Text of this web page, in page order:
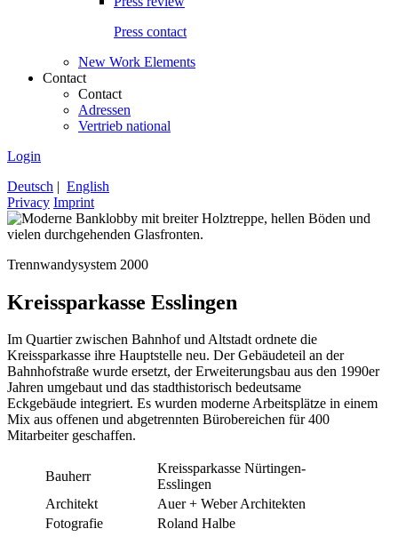
Press contact
New Work Elements
Contact
Contact
Adressen
Vertrieb national
Login
Deutsch | English
Privacy Imprint
Trennwandysystem 2000
Kreissparkasse Esslingen
Im Quartier zwischen Bahnhof und Altstadt ordnete die
Kreissparkasse ihre Hauptstelle neu. Der Gebäudeteil an der
Bahnhofstraße wurde ersetzt, der Erweiterungsbau aus den 1990er
Jahren umgebaut und das stadthistorisch bedeutsame
Eckgebäude integriert. Es wurden moderne Arbeitsplätze in einem
Mix aus offenen und abgetrennten Bürobereichen für 400
Mitarbeiter geschaffen.
Bauherr
Kreissparkasse Nürtingen-
Esslingen
Architekt
Auer + Weber Architekten
Fotografie
Roland Halbe